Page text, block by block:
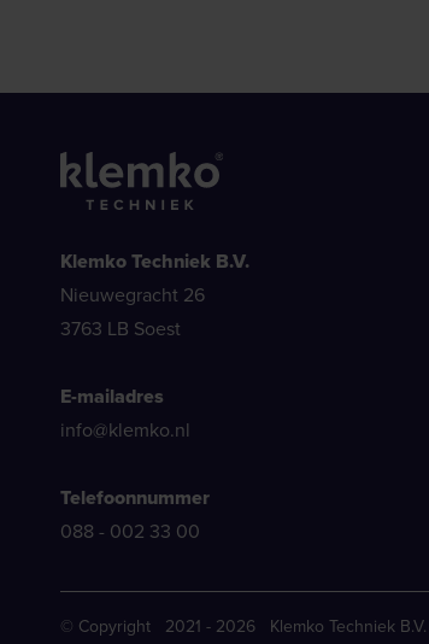
Klemko Techniek B.V.
Nieuwegracht 26
3763 LB Soest
E-mailadres
info@klemko.nl
Telefoonnummer
088 - 002 33 00
© Copyright 2021 - 2026 Klemko Techniek B.V.